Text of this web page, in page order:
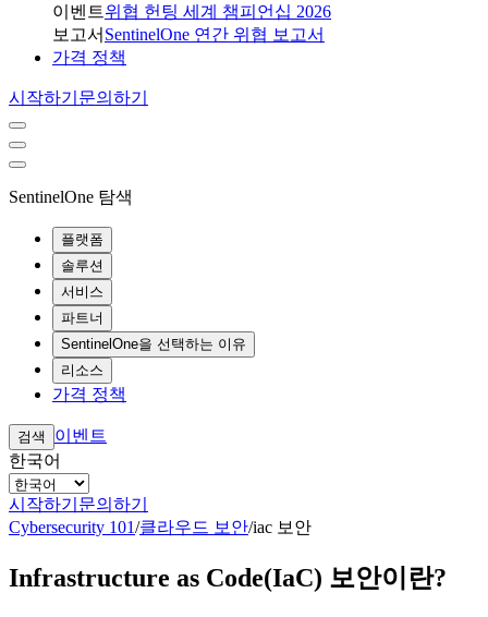
이벤트위협 헌팅 세계 챔피언십 2026
보고서 SentinelOne 연간 위협 보고서
가격 정책
시작하기 문의하기
SentinelOne 탐색
플랫폼
솔루션
서비스
파트너
SentinelOne을 선택하는 이유
리소스
가격 정책
검색
이벤트
한국어
시작하기 문의하기
Cybersecurity 101/클라우드 보안/iac 보안
Infrastructure as Code(IaC) 보안이란?